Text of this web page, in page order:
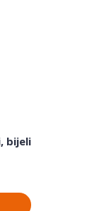
bijeli